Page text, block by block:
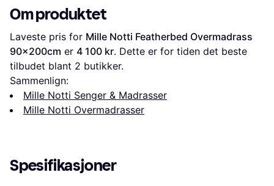
Om produktet
Laveste pris for Mille Notti Featherbed Overmadrass
90x200cm er 4 100 kr. Dette er for tiden det beste
tilbudet blant 2 butikker.
Sammenlign:
Mille Notti Senger & Madrasser
Mille Notti Overmadrasser
Spesifikasjoner